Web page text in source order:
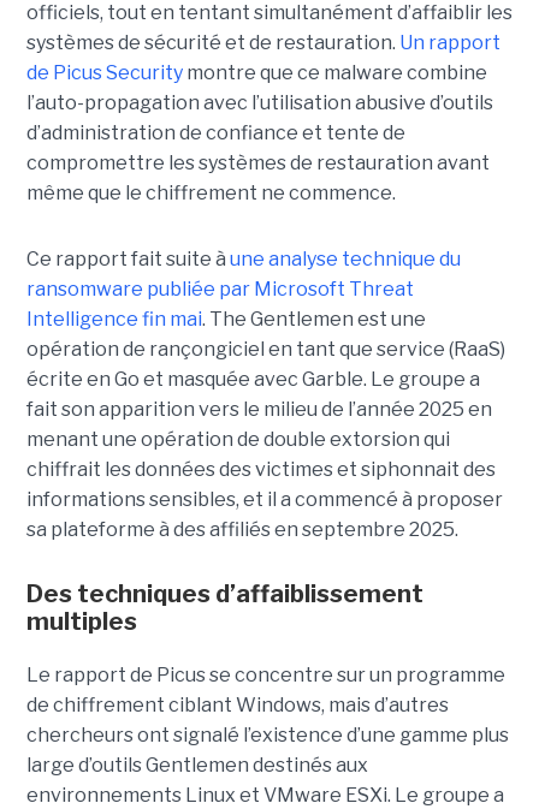
officiels, tout en tentant simultanément d’affaiblir les
systèmes de sécurité et de restauration. Un rapport
de Picus Securitymontre que ce malware combine
l’auto-propagation avec l’utilisation abusive d’outils
d’administration de confiance et tente de
compromettre les systèmes de restauration avant
même que le chiffrement ne commence.
Ce rapport fait suite à une analyse technique du
ransomware publiée par Microsoft Threat
Intelligence fin mai. The Gentlemen est une
opération de rançongiciel en tant que service (RaaS)
écrite en Go et masquée avec Garble. Le groupe a
fait son apparition vers le milieu de l’année 2025 en
menant une opération de double extorsion qui
chiffrait les données des victimes et siphonnait des
informations sensibles, et il a commencé à proposer
sa plateforme à des affiliés en septembre 2025.
Des techniques d’affaiblissement
multiples
Le rapport de Picus se concentre sur un programme
de chiffrement ciblant Windows, mais d’autres
chercheurs ont signalé l’existence d’une gamme plus
large d’outils Gentlemen destinés aux
environnements Linux et VMware ESXi. Le groupe a